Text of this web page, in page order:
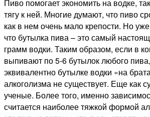
Пиво помогает экономить на водке,
тягу к ней. Многие думают, что пиво
как в нем очень мало крепости. Но
что бутылка пива – это самый
грамм водки. Таким образом, если в
выпивают по 5-6 бутылок любого
эквивалентно бутылке водки «на
алкоголизма не существует. Еще как
ученые. Более того, именно
считается наиболее тяжкой формой